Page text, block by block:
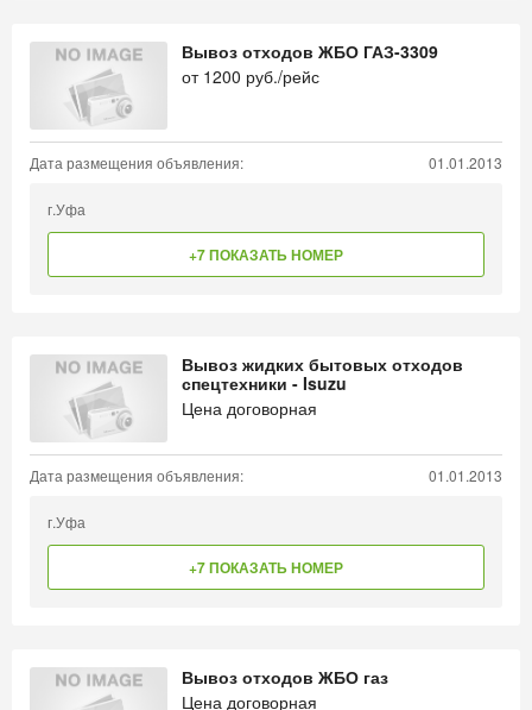
Вывоз отходов ЖБО ГАЗ-3309
от 1200 руб./рейс
Дата размещения объявления: 01.01.2013
г.Уфа
+7 ПОКАЗАТЬ НОМЕР
Вывоз жидких бытовых отходов
спецтехники - Isuzu
Цена договорная
Дата размещения объявления: 01.01.2013
г.Уфа
+7 ПОКАЗАТЬ НОМЕР
Вывоз отходов ЖБО газ
Цена договорная